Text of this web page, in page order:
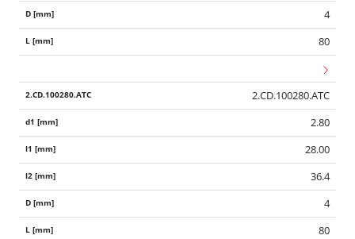
4
80
2.CD.100280.ATC
2.80
28.00
36.4
4
80